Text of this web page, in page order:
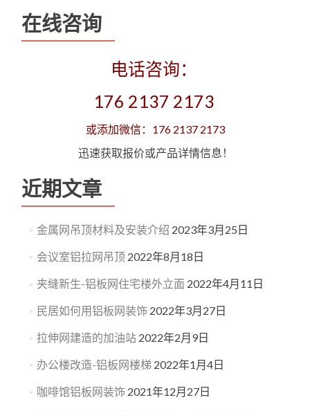
在线咨询
电话咨询：
176 2137 2173
或添加微信：176 2137 2173
迅速获取报价或产品详情信息！
近期文章
金属网吊顶材料及安装介绍 2023年3月25日
会议室铝拉网吊顶 2022年8月18日
夹缝新生-铝板网住宅楼外立面 2022年4月11日
民居如何用铝板网装饰 2022年3月27日
拉伸网建造的加油站 2022年2月9日
办公楼改造-铝板网楼梯 2022年1月4日
咖啡馆铝板网装饰 2021年12月27日